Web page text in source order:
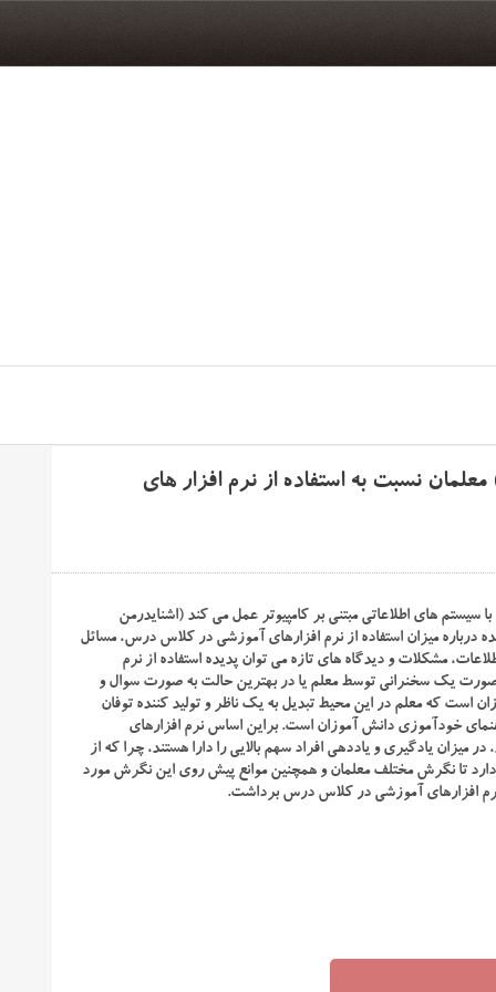
نسبت به استفاده از نرم افزار های
های اطلاعاتی مبتنی بر کامپیوتر عمل می کند (اشنایدرمن
و تحقیقات انجام شده درباره میزان استفاده از نرم افزارهای آموزشی در کلاس درس، مسائل
عصر اطلاعات، مشکلات و دیدگاه های تازه می توان پدیده استفاده از نرم
یک سخنرانی توسط معلم یا در بهترین حالت به صورت سوال و
است که معلم در این محیط تبدیل به یک ناظر و تولید کننده توفان
خودآموزی دانش آموزان است. براین اساس نرم افزارهای
یادگیری و یاددهی افراد سهم بالایی را دارا هستند، چرا که از
می شود (بدرام، ۱۳۸۲). از این رو ضرورت دارد تا نگرش مختلف معلمان و همچنین موانع پیش روی این نگرش مورد
نرم افزارهای آموزشی در کلاس درس برداشت.